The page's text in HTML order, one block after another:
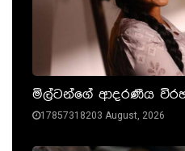
මිල්ටන්ගේ ආදරණීය විරහා
17857318203 August, 2026